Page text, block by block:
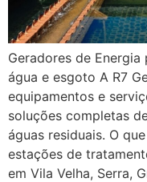
Geradores de
água e esgoto A R7
equipamentos e
soluções completas
águas residuais. O
estações de
em Vila Velha, Serra,